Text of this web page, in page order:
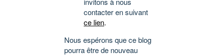
contacter en suivant
ce lien.
Nous espérons que ce blog
pourra être de nouveau